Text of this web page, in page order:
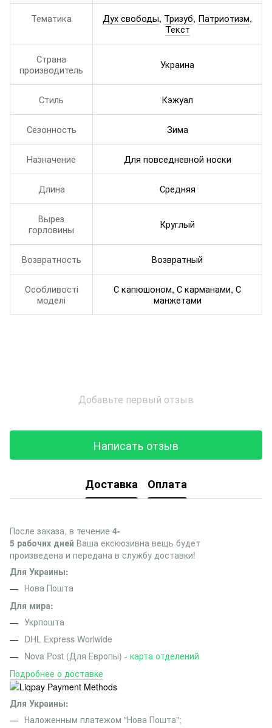
Тематика Дух свободы, Тризуб, Патриотизм,
Текст
Страна
производитель
Украина
Стиль Кэжуал
Сезонность Зима
Назначение Для повседневной носки
Длина Средняя
Вырез
горловины
Круглый
Возвратность Возвратный
Особливості
моделі
С капюшоном, С карманами, С
манжетами
Добавьте первый отзыв
Написать отзыв
Доставка Оплата
После заказа, в течение 4-
5 рабочих дней Ваша екскюзивна вещь будет
произведена и передана в службу доставки!
Для Украины:
Нова Пошта
Для мира:
Укрпошта
DHL Express Worlwide
Nova Post (Для Европы) - карта отделений
Подробнее о доставке
Для Украины:
Наложенным платежом "Нова Пошта";